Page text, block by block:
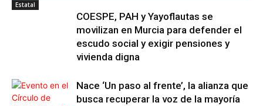
Estatal
COESPE, PAH y Yayoflautas se
movilizan en Murcia para defender el
escudo social y exigir pensiones y
vivienda digna
Nace ‘Un paso al frente’, la alianza que
busca recuperar la voz de la mayoría